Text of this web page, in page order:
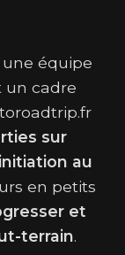
une équipe
un cadre
sur
au
en petits
et
terrain.